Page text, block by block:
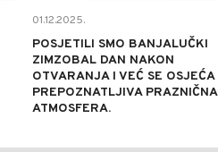
01.12.2025.
POSJETILI SMO BANJALUČKI
ZIMZOBAL DAN NAKON
OTVARANJA I VEĆ SE OSJEĆA
PREPOZNATLJIVA PRAZNIČNA
ATMOSFERA.